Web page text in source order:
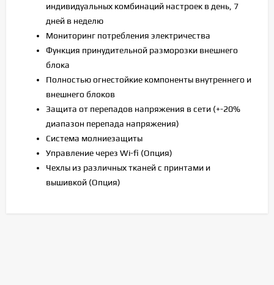
индивидуальных комбинаций настроек в день, 7
дней в неделю
Мониторинг потребления электричества
Функция принудительной разморозки внешнего
блока
Полностью огнестойкие компоненты внутреннего и
внешнего блоков
Защита от перепадов напряжения в сети (+-20%
диапазон перепада напряжения)
Система молниезащиты
Управление через Wi-fi (Опция)
Чехлы из различных тканей с принтами и
вышивкой (Опция)